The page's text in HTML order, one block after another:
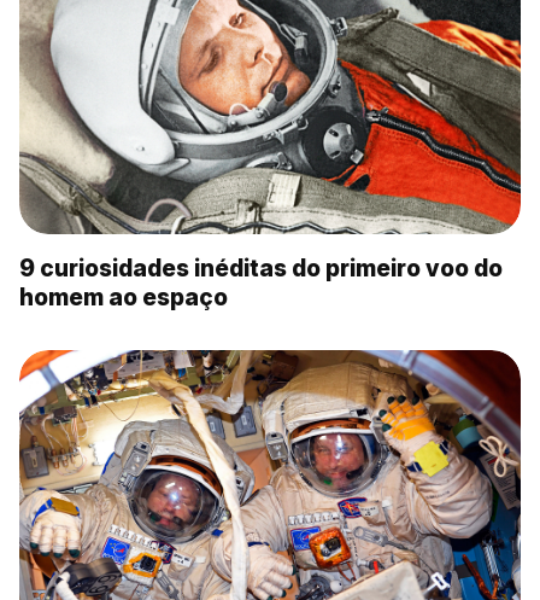
9 curiosidades inéditas do primeiro voo do
homem ao espaço